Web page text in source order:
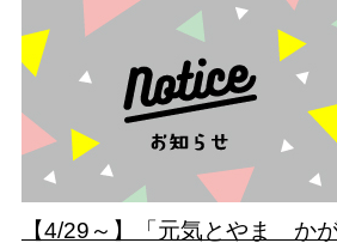
【4/29～】「元気とやま か